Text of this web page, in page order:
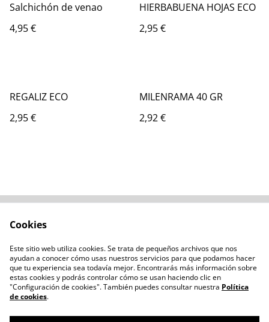
Salchichón de venao
4,95 €
HIERBABUENA HOJAS ECO
2,95 €
REGALIZ ECO
2,95 €
MILENRAMA 40 GR
2,92 €
Política de privacidad
Administración de
cookies
Cookies
Este sitio web utiliza cookies. Se trata de pequeños archivos que nos
ayudan a conocer cómo usas nuestros servicios para que podamos hacer
que tu experiencia sea todavía mejor. Encontrarás más información sobre
estas cookies y podrás controlar cómo se usan haciendo clic en
"Configuración de cookies". También puedes consultar nuestra Política
de cookies.